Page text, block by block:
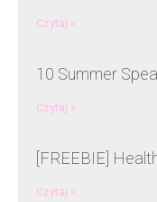
Czytaj »
10 Summer
Czytaj »
[FREEBIE]
Czytaj »